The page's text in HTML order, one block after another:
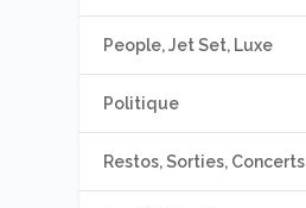
People, Jet Set, Luxe
Politique
Restos, Sorties, Concerts